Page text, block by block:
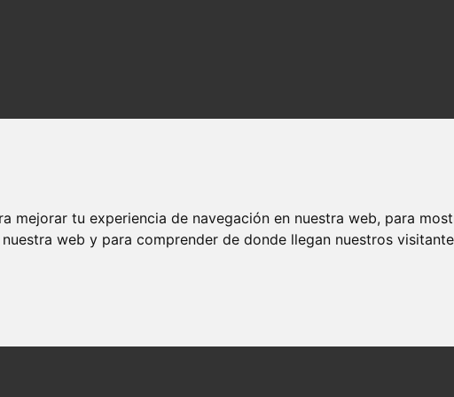
mejorar tu experiencia de navegación en nuestra web, para
web y para comprender de donde llegan nuestros